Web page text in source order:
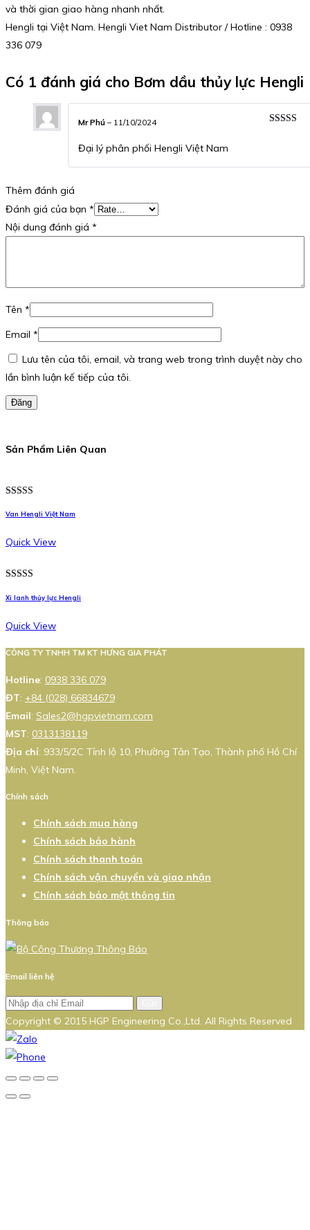
và thời gian giao hàng nhanh nhất.
Hengli tại Việt Nam. Hengli Viet Nam Distributor / Hotline : 0938
336 079
Có 1 đánh giá cho Bơm dầu thủy lực Hengli
Mr Phú – 11/10/2024
Đại lý phân phối Hengli Việt Nam
Thêm đánh giá
Đánh giá của bạn *
Nội dung đánh giá *
Tên *
Email *
Lưu tên của tôi, email, và trang web trong trình duyệt này cho
lần bình luận kế tiếp của tôi.
Đăng
Sản Phẩm Liên Quan
hạng5.00 5
Van Hengli Việt Nam
Quick View
hạng5.005
Xi lanh thủy lực Hengli
Quick View
CÔNG TY TNHH TM KT HƯNG GIA PHÁT
Hotline: 0938 336 079
ĐT: +84 (028) 66834679
Email: Sales2@hgpvietnam.com
MST: 0313138119
Địa chỉ: 933/5/2C Tỉnh lộ 10, Phường Tân Tạo, Thành phố Hồ Chí
Minh, Việt Nam.
Chính sách
Chính sách mua hàng
Chính sách bảo hành
Chính sách thanh toán
Chính sách vận chuyển và giao nhận
Chính sách bảo mật thông tin
Thông báo
Email liên hệ
Copyright © 2015 HGP Engineering Co.,Ltd. All Rights Reserved